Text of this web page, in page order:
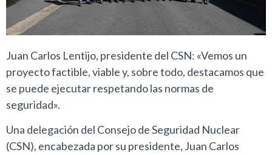
Juan Carlos Lentijo, presidente del CSN: «Vemos un
proyecto factible, viable y, sobre todo, destacamos que
se puede ejecutar respetando las normas de
seguridad».
Una delegación del Consejo de Seguridad Nuclear
(CSN), encabezada por su presidente, Juan Carlos